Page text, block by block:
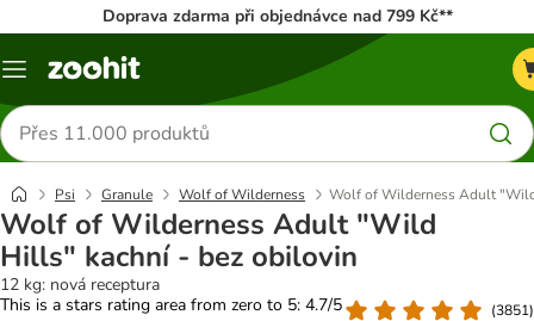
Doprava zdarma při objednávce nad 799 Kč**
Menu
Hledat
produkty
Psi Granule Wolf of Wilderness Wolf of Wilderness Adult
Wolf of Wilderness Adult "Wild
Hills" kachní - bez obilovin
12 kg: nová receptura
This is a stars rating area from zero to 5: 4.7/5
(3851)